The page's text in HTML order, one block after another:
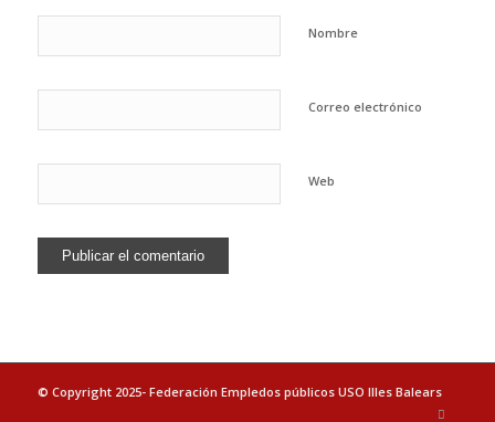
Nombre
Correo electrónico
Web
© Copyright 2025- Federación Empledos públicos USO Illes Balears